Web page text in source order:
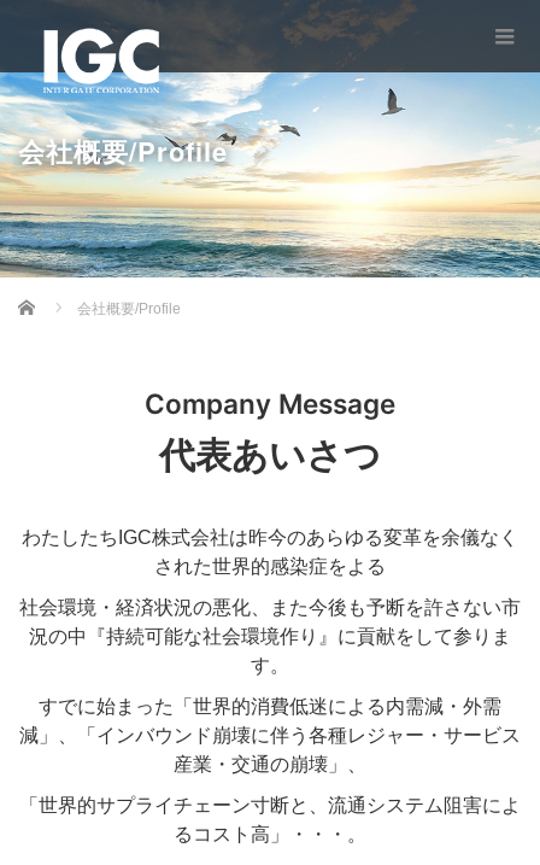
会社概要/Profile
Home 会社概要/Profile
Company Message
代表あいさつ
わたしたちIGC株式会社は昨今のあらゆる変革を余儀なく
された世界的感染症をよる
社会環境・経済状況の悪化、また今後も予断を許さない市
況の中『持続可能な社会環境作り』に貢献をして参りま
す。
すでに始まった「世界的消費低迷による内需減・外需
減」、「インバウンド崩壊に伴う各種レジャー・サービス
産業・交通の崩壊」、
「世界的サプライチェーン寸断と、流通システム阻害によ
るコスト高」・・・。